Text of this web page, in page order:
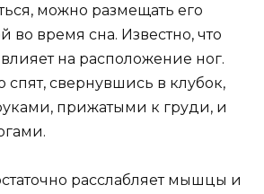
можно размещать его
во время сна. Известно, что
на расположение ног.
спят, свернувшись в клубок,
прижатыми к груди, и
расслабляет мышцы и